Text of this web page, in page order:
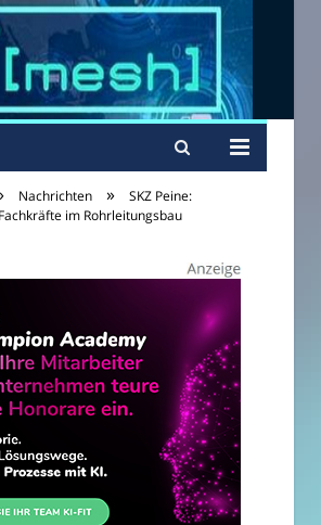
Nachrichten »
SKZ Peine:
im Rohrleitungsbau